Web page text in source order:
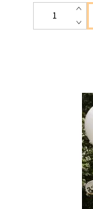
latexove balony